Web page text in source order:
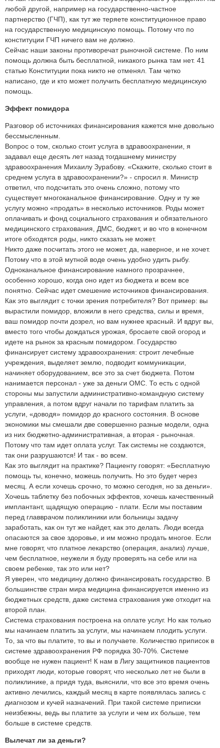
любой другой, например на государственно-частное
партнерство (ГЧП), как тут же теряете конституционное право
на государственную медицинскую помощь. Потому что по
конституции ГЧП ничего вам не должно.
Сейчас наши законы противоречат рыночной системе. По ним
помощь должна быть бесплатной, никакого рынка там нет. 41
статью Конституции пока никто не отменял. Там четко
написано, где и кто может получить бесплатную медицинскую
помощь.
Эффект помидора
Разговор об источниках финансирования кажется мне довольно
бессмысленным.
Вопрос о том, сколько стоит услуга в здравоохранении, я
задавал еще десять лет назад тогдашнему министру
здравоохранения Михаилу Зурабову. «Скажите, сколько стоит в
среднем услуга в здравоохранении?» - спросил я. Министр
ответил, что подсчитать это очень сложно, потому что
существует многоканальное финансирование. Одну и ту же
услугу можно «продать» в несколько источников. Роды может
оплачивать и фонд социального страхования и обязательного
медицинского страхования, ДМС, бюджет, и во что в конечном
итоге обходятся роды, никто сказать не может.
Никто даже посчитать этого не может, да, наверное, и не хочет.
Потому что в этой мутной воде очень удобно удить рыбу.
Одноканальное финансирование намного прозрачнее,
особенно хорошо, когда оно идет из бюджета и всем все
понятно. Сейчас идет смешение источников финансирования.
Как это выглядит с точки зрения потребителя? Вот пример: вы
вырастили помидор, вложили в него средства, силы и время,
ваш помидор почти дозрел, но вам нужнее красный. И вдруг вы,
вместо того чтобы дождаться урожая, бросаете свой огород и
идете на рынок за красным помидором. Государство
финансирует систему здравоохранения: строит лечебные
учреждения, выделяет землю, подводит коммуникации,
начиняет оборудованием, все это за счет бюджета. Потом
нанимается персонал - уже за деньги ОМС. То есть с одной
стороны мы запустили административно-командную систему
управления, а потом вдруг начали по тарифам платить за
услуги, «доводя» помидор до красного состояния. В основе
экономики мы смешали две совершенно разные модели, одна
из них бюджетно-административная, а вторая - рыночная.
Потому что там идет оплата услуг. Так системы не создаются,
так они разрушаются! И так - во всем.
Как это выглядит на практике? Пациенту говорят: «Бесплатную
помощь ты, конечно, можешь получить. Но это будет через
месяц. А если хочешь срочно, то можно сегодня, но за деньги».
Хочешь таблетку без побочных эффектов, хочешь качественный
имплантант, щадящую операцию - плати. Если мы поставим
перед главврачом поликлиники или больницы задачу
заработать, как он тут же найдет, как это делать. Люди всегда
опасаются за свое здоровье, и им можно продать многое. Если
мне говорят, что платное лекарство (операция, анализ) лучше,
чем бесплатное, неужели я буду проверять на себе или на
своем ребенке, так это или нет?
Я уверен, что медицину должно финансировать государство. В
большинстве стран мира медицина финансируется именно из
бюджетных средств, даже система страхования уже отходит на
второй план.
Система страхования построена на оплате услуг. Но как только
мы начинаем платить за услуги, мы начинаем плодить услуги.
То, за что вы платите, то вы и получаете. Количество приписок в
системе здравоохранения РФ порядка 30-70%. Системе
вообще не нужен пациент! К нам в Лигу защитников пациентов
приходят люди, которые говорят, что несколько лет не были в
поликлинике, а придя туда, выяснили, что все это время очень
активно лечились, каждый месяц в карте появлялась запись с
диагнозом и кучей назначений. При такой системе приписки
неизбежны, ведь вы платите за услуги и чем их больше, тем
больше в системе средств.
Вылечат ли за деньги?